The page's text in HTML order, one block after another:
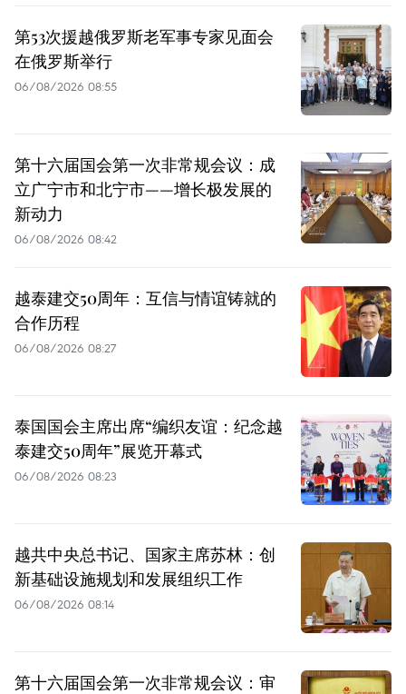
第53次援越俄罗斯老军事专家见面会
在俄罗斯举行
06/08/2026 08:55
第十六届国会第一次非常规会议：成
立广宁市和北宁市——增长极发展的
新动力
06/08/2026 08:42
越泰建交50周年：互信与情谊铸就的
合作历程
06/08/2026 08:27
泰国国会主席出席“编织友谊：纪念越
泰建交50周年”展览开幕式
06/08/2026 08:23
越共中央总书记、国家主席苏林：创
新基础设施规划和发展组织工作
06/08/2026 08:14
第十六届国会第一次非常规会议：审